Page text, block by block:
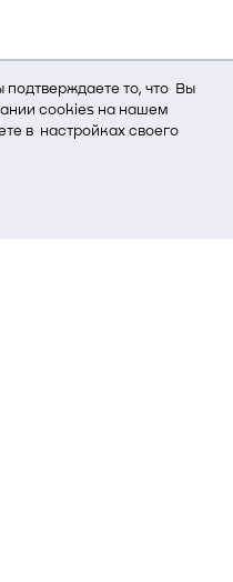
то, что Вы
cookies на нашем
в настройках своего
предоставить Вам
сохраняются
местоположении; ip-адрес;